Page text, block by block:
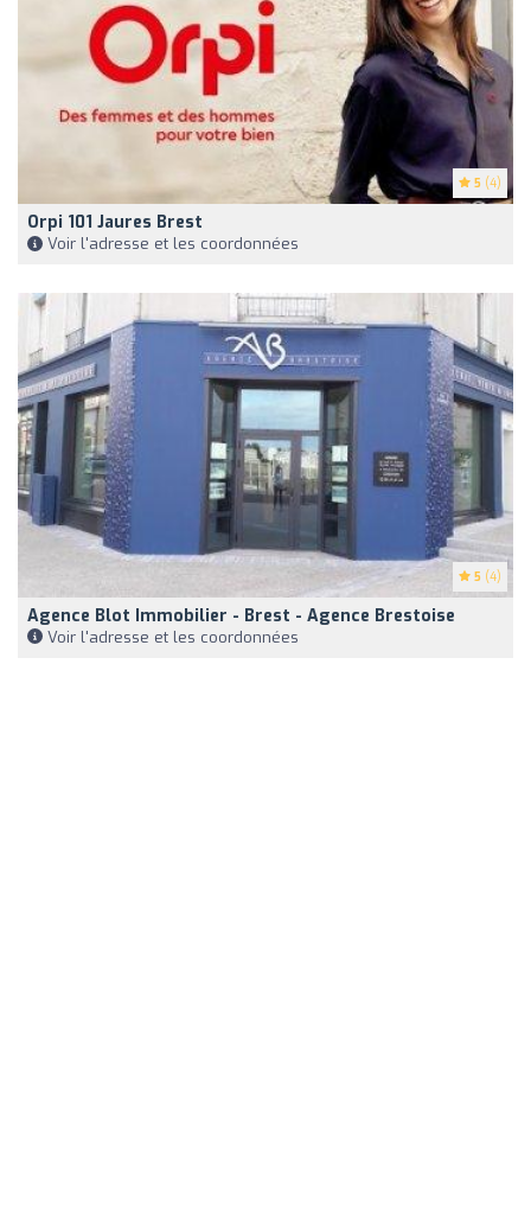
5 (4)
Orpi 101 Jaures Brest
Voir l'adresse et les coordonnées
5 (4)
Agence Blot Immobilier - Brest - Agence Brestoise
Voir l'adresse et les coordonnées